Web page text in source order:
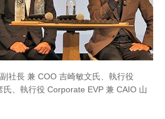
社長 兼 COO 吉崎敏文氏、執行役
、執行役 Corporate EVP 兼 CAIO 山